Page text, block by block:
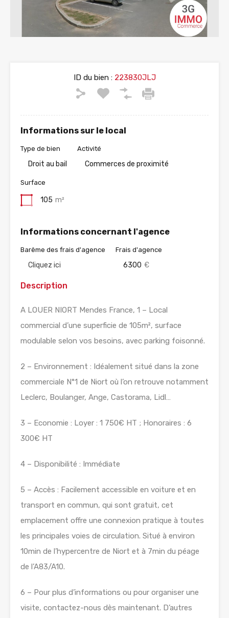
ID du bien :223830JLJ
Informations sur le local
Type de bien
Droit au bail
Activité
Commerces de proximité
Surface
105 m²
Informations concernant l'agence
Barême des frais d'agence
Cliquez ici
Frais d'agence
6300 €
Description
A LOUER NIORT Mendes France, 1 – Local
commercial d’une superficie de 105m², surface
modulable selon vos besoins, avec parking foisonné.
2 – Environnement : Idéalement situé dans la zone
commerciale N°1 de Niort où l’on retrouve notamment
Leclerc, Boulanger, Ange, Castorama, Lidl…
3 – Economie : Loyer : 1 750€ HT ; Honoraires : 6
300€ HT
4 – Disponibilité : Immédiate
5 – Accès : Facilement accessible en voiture et en
transport en commun, qui sont gratuit, cet
emplacement offre une connexion pratique à toutes
les principales voies de circulation. Situé à environ
10min de l’hypercentre de Niort et à 7min du péage
de l’A83/A10.
6 – Pour plus d’informations ou pour organiser une
visite, contactez-nous dès maintenant. D’autres